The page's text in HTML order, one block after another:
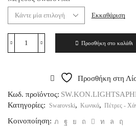
Εκκαθάριση
Προσθήκη στο καλάθι
Προσθήκη στη
Κωδ. προϊόντος:
Κατηγορίες:
Swarovski, Κωνικά, Πέτρες -
Κοινοποίηση: